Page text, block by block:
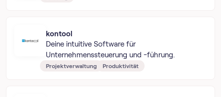
kontool
Deine intuitive Software für
Unternehmenssteuerung und -führung.
Projektverwaltung Produktivität